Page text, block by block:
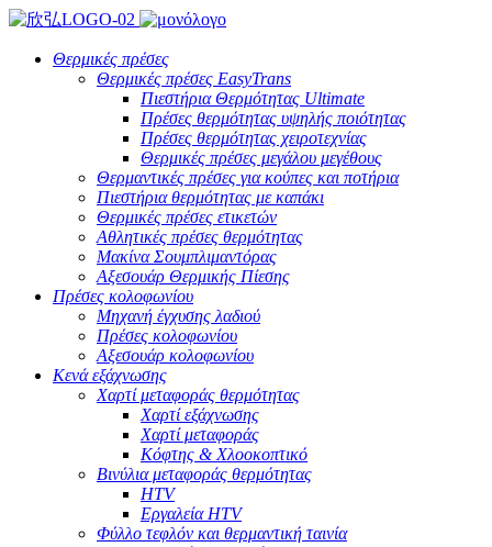
Θερμικές πρέσες
Θερμικές πρέσες EasyTrans
Πιεστήρια Θερμότητας Ultimate
Πρέσες θερμότητας υψηλής ποιότητας
Πρέσες θερμότητας χειροτεχνίας
Θερμικές πρέσες μεγάλου μεγέθους
Θερμαντικές πρέσες για κούπες και ποτήρια
Πιεστήρια θερμότητας με καπάκι
Θερμικές πρέσες ετικετών
Αθλητικές πρέσες θερμότητας
Μακίνα Σουμπλιμαντόρας
Αξεσουάρ Θερμικής Πίεσης
Πρέσες κολοφωνίου
Μηχανή έγχυσης λαδιού
Πρέσες κολοφωνίου
Αξεσουάρ κολοφωνίου
Κενά εξάχνωσης
Χαρτί μεταφοράς θερμότητας
Χαρτί εξάχνωσης
Χαρτί μεταφοράς
Κόφτης & Χλοοκοπτικό
Βινύλια μεταφοράς θερμότητας
HTV
Εργαλεία HTV
Φύλλο τεφλόν και θερμαντική ταινία